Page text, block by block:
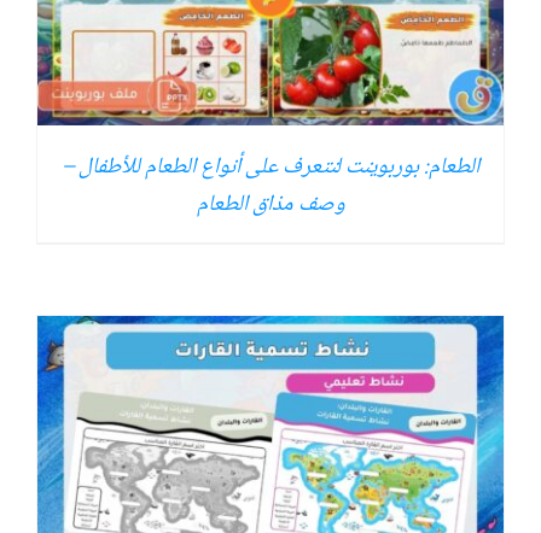
الطعام: بوربوينت لنتعرف على أنواع الطعام للأطفال –
وصف مذاق الطعام